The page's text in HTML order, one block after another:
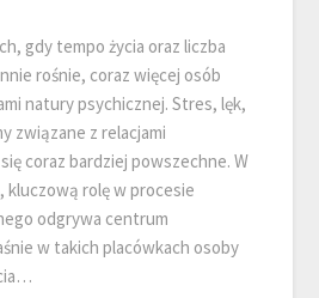
gdy tempo życia oraz liczba
rośnie, coraz więcej osób
natury psychicznej. Stres, lęk,
związane z relacjami
coraz bardziej powszechne. W
kluczową rolę w procesie
odgrywa centrum
w takich placówkach osoby